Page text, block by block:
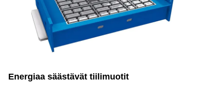
Energiaa säästävät tiilimuotit